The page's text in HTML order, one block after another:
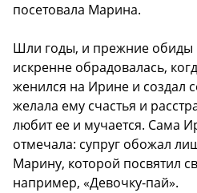
посетовала Марина.
Шли годы, и прежние обиды
искренне обрадовалась,
женился на Ирине и создал
желала ему счастья и
любит ее и мучается. Сама
отмечала: супруг обожал
Марину, которой посвятил
например, «Девочку-пай».